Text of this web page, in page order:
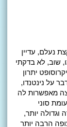
נעלם, עדיין
שוב, לא בדקתי
יתרון
על נינטנדו,
מאפשרות לה
סוני
וגדולה יותר,
הרבה יותר